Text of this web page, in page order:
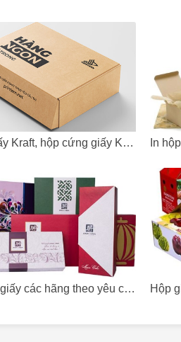
In hộp giấy Kraft, hộp cứng giấy Kraft giá rẻ
Làm hộp giấy các hãng theo yêu cầu chất lượng, giá rẻ